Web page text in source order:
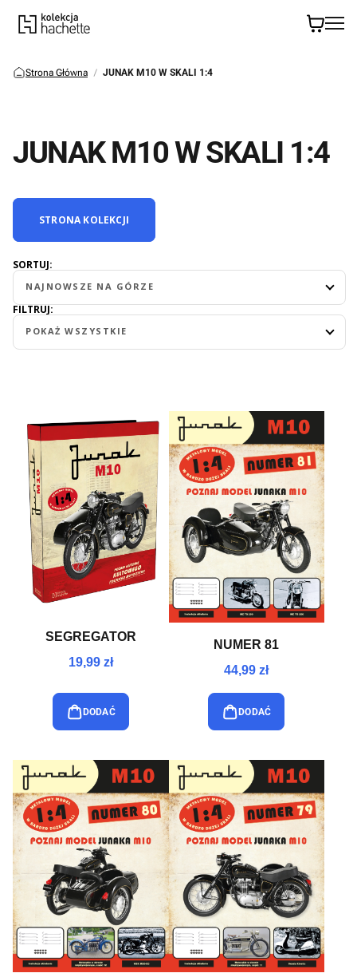
Strona Główna JUNAK M10 W SKALI 1:4
JUNAK M10 W SKALI 1:4
STRONA KOLEKCJI
SORTUJ:
NAJNOWSZE NA GÓRZE
FILTRUJ:
POKAŻ WSZYSTKIE
SEGREGATOR
19,99 zł
DODAĆ
NUMER 81
44,99 zł
DODAĆ